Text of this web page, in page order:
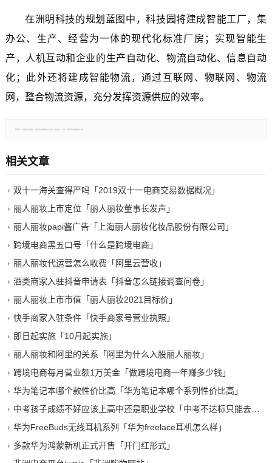
在洲明科技的规划蓝图中，科技园将建成智能工厂，集
办公、生产、经营为一体的现代化标准厂房；实现智能生
产，人机互动和企业的生产自动化、物流自动化、信息自动
化；此外还将建成智能物流，通过互联网、物联网、物流
网，整合物流资源，充分发挥资源供应的效率。
相关文章
双十一海关查得严吗「2019双十一电商交易数据概况」
丽人丽妆上市定位「丽人丽妆董事长发声」
丽人丽妆papi酱广告「上海丽人丽妆化妆品股份有限公司」
跨境电商黑五口号「什么是跨境电商」
丽人丽妆代运营怎么收费「阿里云营收」
酒类商家入驻抖音申请表「抖音怎么链接调查问卷」
丽人丽妆上市市值「丽人丽妆2021目标价」
快手商家入驻条件「快手商家号营业执照」
即日起实施「10月起实施」
丽人丽妆和阿里的关系「阿里为什么入股丽人丽妆」
跨境电商每月营业额1万美金「做跨境电商一年赚多少钱」
华为笔记本哪个款性价比高「华为笔记本哪个系列性价比高」
中考孩子成绩不好应该上高中还是职业学校「中考不达标只能去职高」
华为FreeBuds无线耳机系列「华为freelace耳机怎么样」
多款华为鸿蒙新机正式开售「开门红形式」